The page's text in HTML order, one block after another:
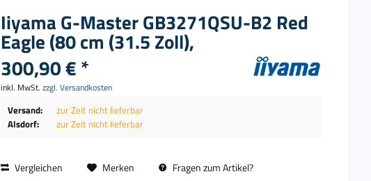
Iiyama G-Master GB3271QSU-B2 Red
Eagle (80 cm (31.5 Zoll),
300,90 € *
inkl. MwSt. zzgl. Versandkosten
Versand:
zur Zeit nicht lieferbar
Alsdorf:
zur Zeit nicht lieferbar
Vergleichen Merken Fragen zum Artikel?